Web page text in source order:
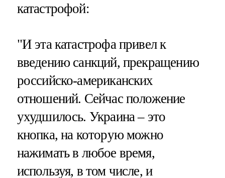
катастрофой:
"И эта катастрофа привел к
введению санкций, прекращению
российско-американских
отношений. Сейчас положение
ухудшилось. Украина – это
кнопка, на которую можно
нажимать в любое время,
используя, в том числе, и